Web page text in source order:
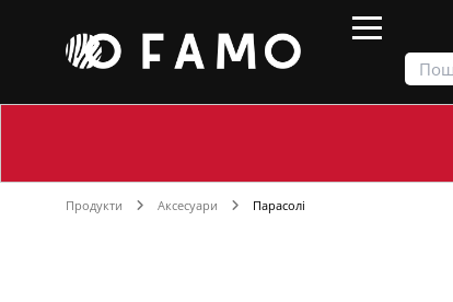
Продукти Аксесуари Парасолі